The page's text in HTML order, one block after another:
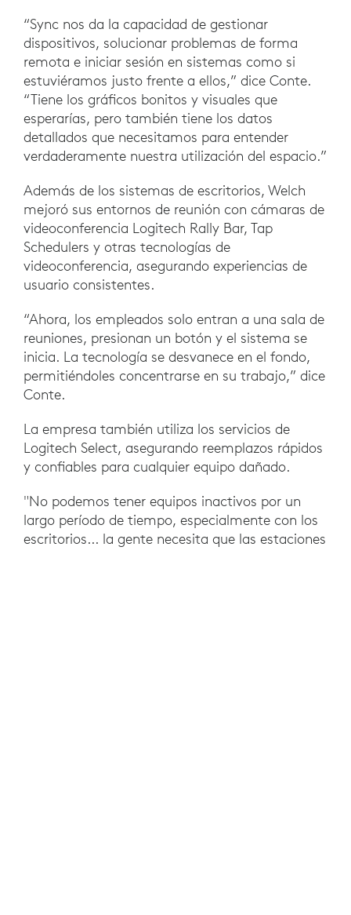
“Sync nos da la capacidad de gestionar
dispositivos, solucionar problemas de forma
remota e iniciar sesión en sistemas como si
estuviéramos justo frente a ellos,” dice Conte.
“Tiene los gráficos bonitos y visuales que
esperarías, pero también tiene los datos
detallados que necesitamos para entender
verdaderamente nuestra utilización del espacio.”
Además de los sistemas de escritorios, Welch
mejoró sus entornos de reunión con cámaras de
videoconferencia Logitech Rally Bar, Tap
Schedulers y otras tecnologías de
videoconferencia, asegurando experiencias de
usuario consistentes.
“Ahora, los empleados solo entran a una sala de
reuniones, presionan un botón y el sistema se
inicia. La tecnología se desvanece en el fondo,
permitiéndoles concentrarse en su trabajo,” dice
Conte.
La empresa también utiliza los servicios de
Logitech Select, asegurando reemplazos rápidos
y confiables para cualquier equipo dañado.
"No podemos tener equipos inactivos por un
largo período de tiempo, especialmente con los
escritorios... la gente necesita que las estaciones